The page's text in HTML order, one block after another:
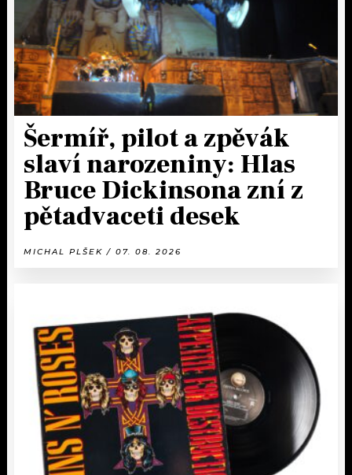
Šermíř, pilot a zpěvák
slaví narozeniny: Hlas
Bruce Dickinsona zní z
pětadvaceti desek
MICHAL PLŠEK / 07. 08. 2026